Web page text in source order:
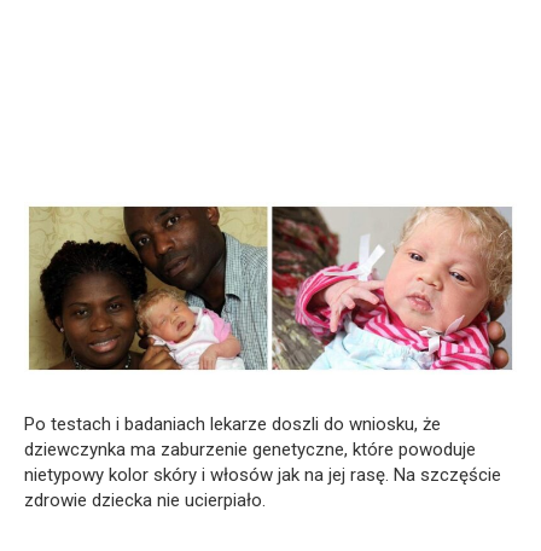
Po testach i badaniach lekarze doszli do wniosku, że
dziewczynka ma zaburzenie genetyczne, które powoduje
nietypowy kolor skóry i włosów jak na jej rasę. Na szczęście
zdrowie dziecka nie ucierpiało.